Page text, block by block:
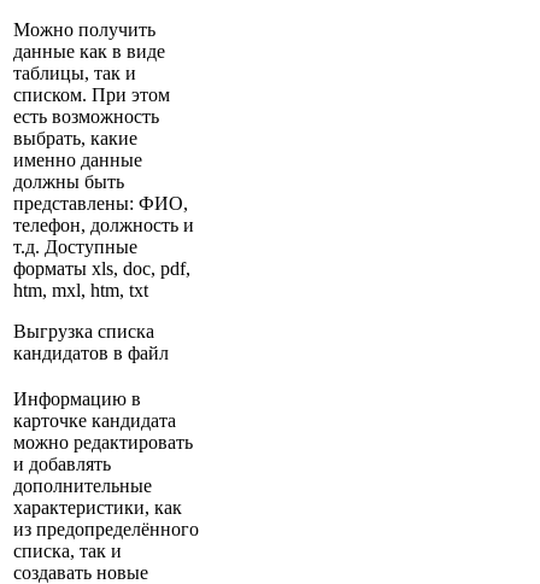
Можно получить
данные как в виде
таблицы, так и
списком. При этом
есть возможность
выбрать, какие
именно данные
должны быть
представлены: ФИО,
телефон, должность и
т.д. Доступные
форматы xls, doc, pdf,
htm, mxl, htm, txt
Выгрузка списка
кандидатов в файл
Информацию в
карточке кандидата
можно редактировать
и добавлять
дополнительные
характеристики, как
из предопределённого
списка, так и
создавать новые